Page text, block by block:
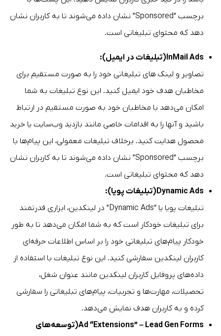
برچسب “Sponsored” نشان داده می‌شوند تا به کاربران نشان
دهد که محتوای تبلیغاتی است.
InMail Ads(تبلیغات در ایمیل):
تصاویر و لینک های تبلیغاتی خود را به صورت مستقیم برای
مخاطبان هدف خود ایمیل کنید. این نوع تبلیغات به شما
امکان می‌دهد با مخاطبان خود به صورت مستقیم در ارتباط
باشید و آنها را به اقدامات خاصی مانند بازدید وب‌سایت یا خرید
محصول هدایت کنید. برخلاف تبلیغات معمولی، این پیام‌ها با
برچسب “Sponsored” نشان داده می‌شوند تا به کاربران نشان
دهد که محتوای تبلیغاتی است.
Dynamic Ads(تبلیغات پویا):
تبلیغات پویا یا “Dynamic Ads” در لینکدین، ابزاری قدرتمند
برای تبلیغات خودکار است که به شما امکان می‌دهد تا به طور
خودکار پیام‌های تبلیغاتی خود را بر اساس اطلاعات حرفه‌ای
کاربران لینکدین سفارشی کنید. این نوع تبلیغات با استفاده از
داده‌های پروفایل کاربران لینکدین مانند عنوان شغل،
تحصیلات، مهارت‌ها و تجربیات، پیام‌های تبلیغاتی را سفارشی
کرده و به کاربران هدف نمایش می‌دهد.
Ad “Extensions” – Lead Gen Forms(توسعه‌های